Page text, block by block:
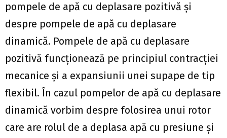
pompele de apă cu deplasare pozitivă și
despre pompele de apă cu deplasare
dinamică. Pompele de apă cu deplasare
pozitivă funcționează pe principiul contracției
mecanice și a expansiunii unei supape de tip
flexibil. În cazul pompelor de apă cu deplasare
dinamică vorbim despre folosirea unui rotor
care are rolul de a deplasa apă cu presiune și